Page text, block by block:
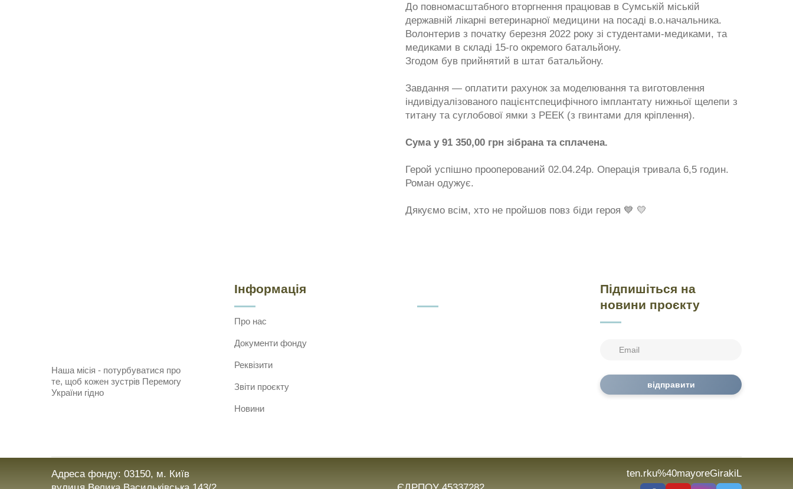
До повномасштабного вторгнення працював в Сумській міській
державній лікарні ветеринарної медицини на посаді в.о.начальника.
Волонтерив з початку березня 2022 року зі студентами-медиками, та
медиками в складі 15-го окремого батальйону.
Згодом був прийнятий в штат батальйону.
Завдання — оплатити рахунок за моделювання та виготовлення
індивідуалізованого пацієнтспецифічного імплантату нижньої щелепи з
титану та суглобової ямки з РЕЕК (з гвинтами для кріплення).
Сума у 91 350,00 грн зібрана та сплачена.
Герой успішно прооперований 02.04.24р. Операція тривала 6,5 годин.
Роман одужує.
Дякуємо всім, хто не пройшов повз біди героя 💙 💛
Наша місія - потурбуватися про
те, щоб кожен зустрів Перемогу
України гідно
Інформація
Про нас
Документи фонду
Реквізити
Звіти проєкту
Новини
Підпишіться на
новини проєкту
відправити
Адреса фонду: 03150, м. Київ
ten.rku%40mayoreGirakiL